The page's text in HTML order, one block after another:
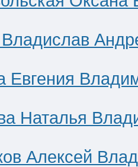
Евгения
Наталья
Алексей